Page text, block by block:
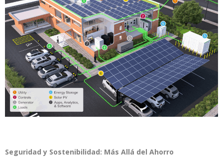
Seguridad y Sostenibilidad: Más Allá del Ahorro